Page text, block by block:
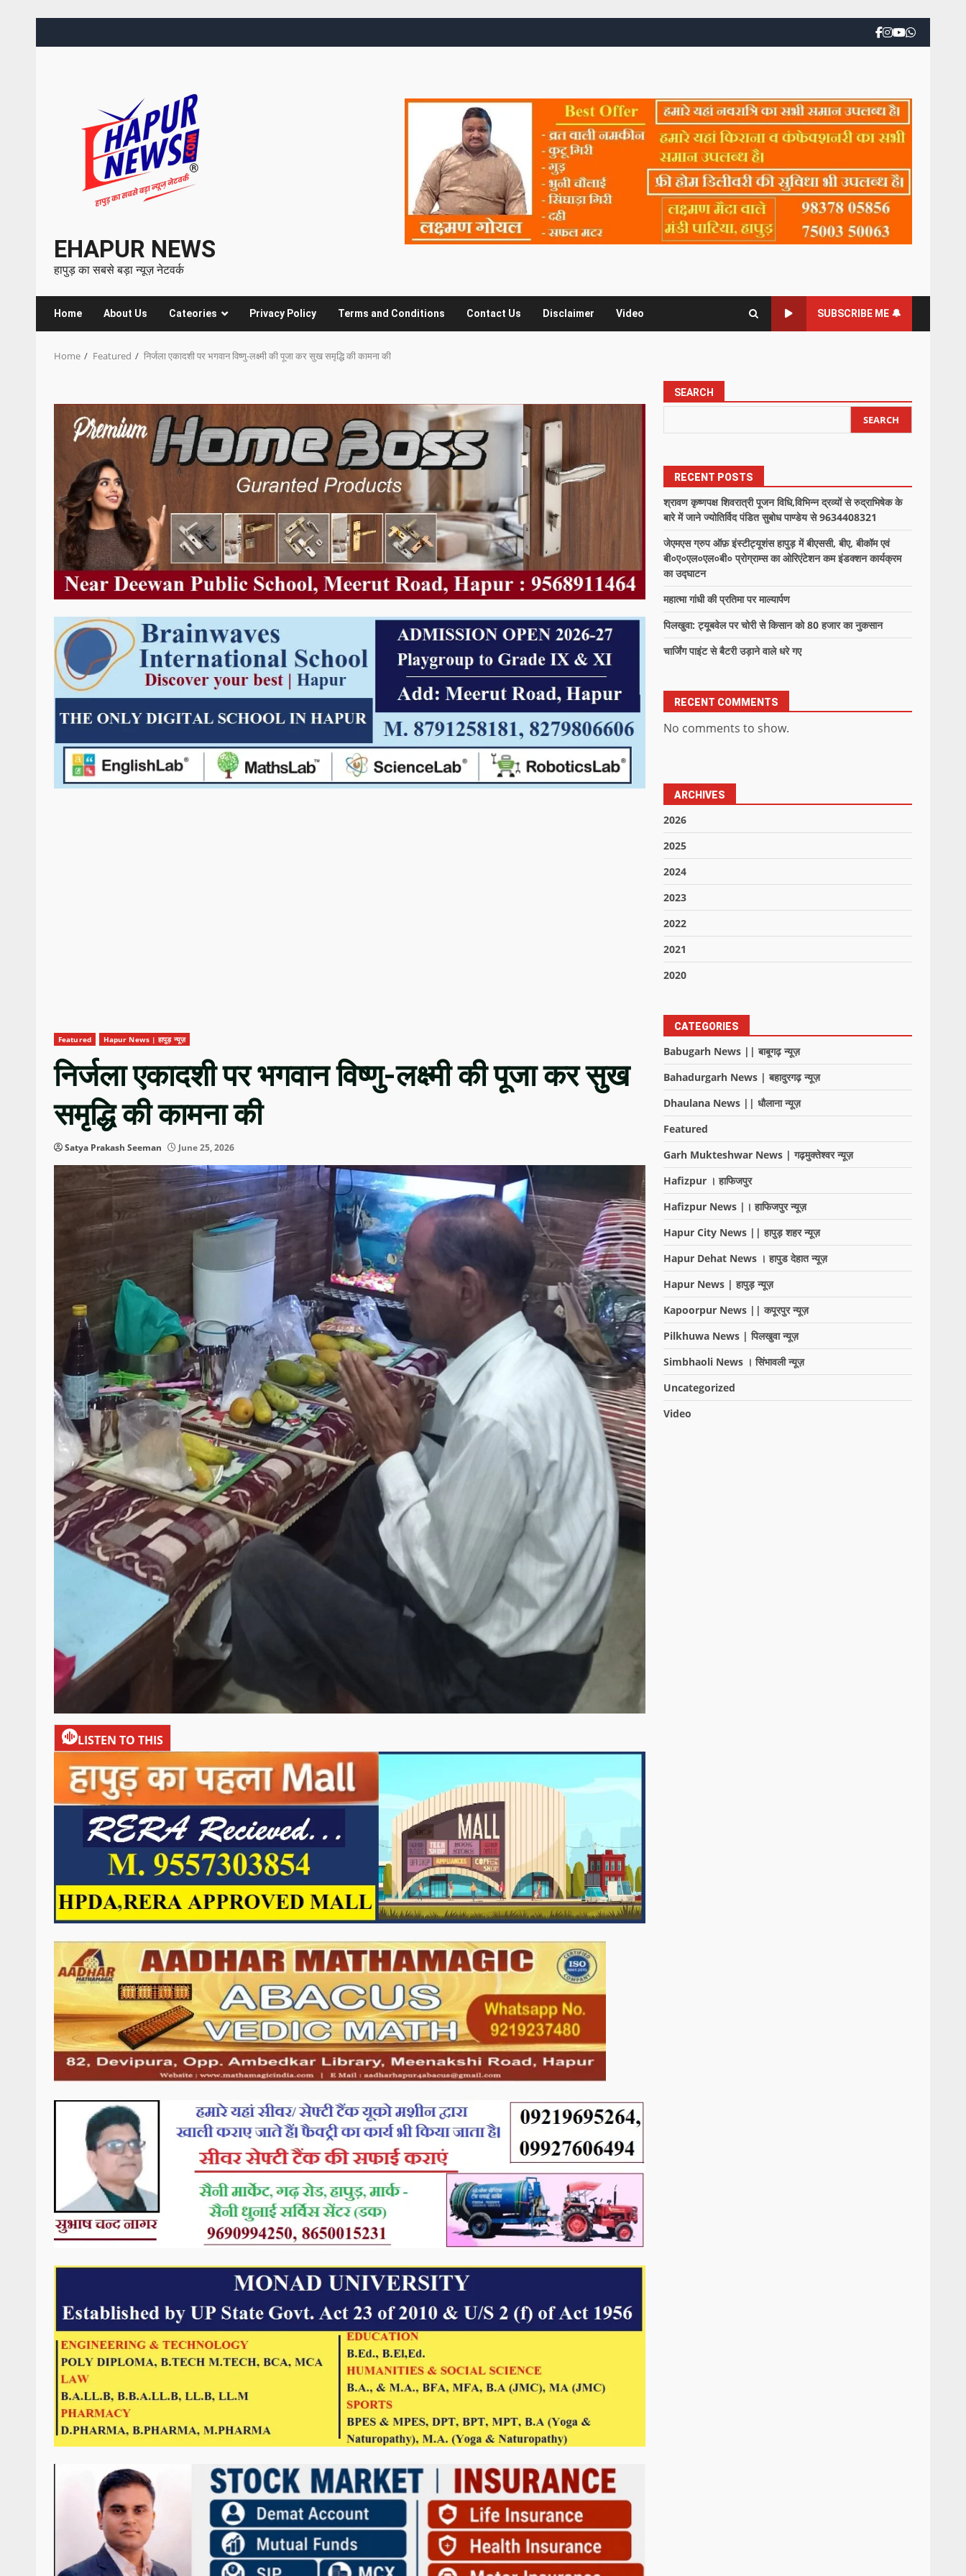
EHAPUR NEWS
हापुड़ का सबसे बड़ा न्यूज़ नेटवर्क
Home About Us Cateories Privacy Policy Terms and Conditions Contact Us Disclaimer Video SUBSCRIBE ME 🔔
Home Featured निर्जला एकादशी पर भगवान विष्णु-लक्ष्मी की पूजा कर सुख समृद्धि की कामना की
Featured Hapur News | हापुड़ न्यूज़
निर्जला एकादशी पर भगवान विष्णु-लक्ष्मी की पूजा कर सुख
समृद्धि की कामना की
Satya Prakash Seeman June 25, 2026
LISTEN TO THIS
SEARCH
SEARCH
RECENT POSTS
श्रावण कृष्णपक्ष शिवरात्री पूजन विधि,विभिन्न द्रव्यों से रुद्राभिषेक के
बारे में जाने ज्योतिर्विद पंडित सुबोध पाण्डेय से 9634408321
जेएमएस ग्रुप ऑफ़ इंस्टीट्यूशंस हापुड़ में बीएससी, बीए, बीकॉम एवं
बी०ए०एल०एल०बी० प्रोग्राम्स का ओरिएंटेशन कम इंडक्शन कार्यक्रम
का उद्घाटन
महात्मा गांधी की प्रतिमा पर माल्यार्पण
पिलखुवा: ट्यूबवेल पर चोरी से किसान को 80 हजार का नुकसान
चार्जिंग पाइंट से बैटरी उड़ाने वाले धरे गए
RECENT COMMENTS
No comments to show.
ARCHIVES
2026
2025
2024
2023
2022
2021
2020
CATEGORIES
Babugarh News || बाबूगढ़ न्यूज़
Bahadurgarh News | बहादुरगढ़ न्यूज़
Dhaulana News || धौलाना न्यूज़
Featured
Garh Mukteshwar News | गढ़मुक्तेश्वर न्यूज़
Hafizpur । हाफिजपुर
Hafizpur News |। हाफिजपुर न्यूज़
Hapur City News || हापुड़ शहर न्यूज़
Hapur Dehat News । हापुड देहात न्यूज़
Hapur News | हापुड़ न्यूज़
Kapoorpur News || कपूरपुर न्यूज़
Pilkhuwa News | पिलखुवा न्यूज़
Simbhaoli News । सिंभावली न्यूज़
Uncategorized
Video